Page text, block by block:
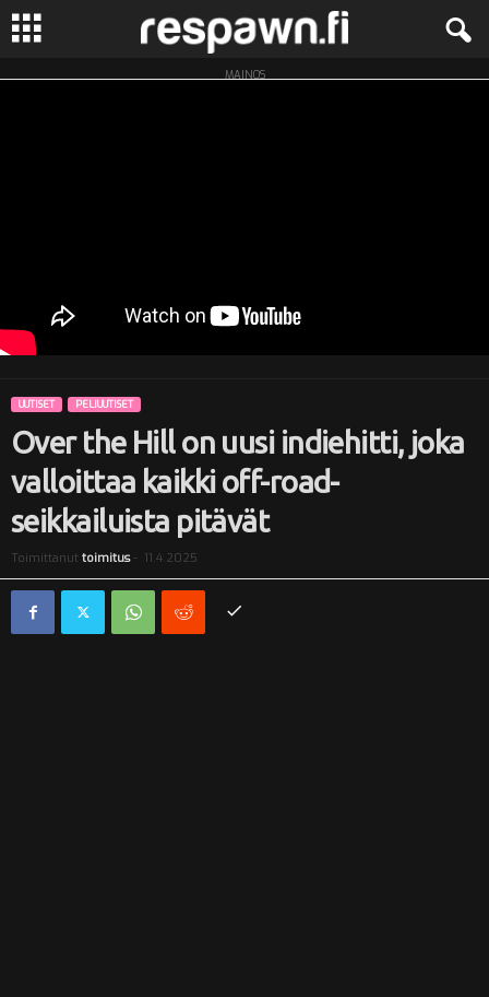
R
w
MAINOS
UUTISET PELIUUTISET
Over the Hill on uusi indiehitti, joka
valloittaa kaikki off-road-
seikkailuista pitävät
Toimittanut toimitus- 11.4.2025